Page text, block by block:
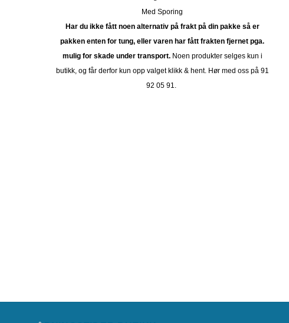
Med Sporing
Har du ikke fått noen alternativ på frakt på din pakke så er
pakken enten for tung, eller varen har fått frakten fjernet pga.
mulig for skade under transport.Noen produkter selges kun i
butikk, og får derfor kun opp valget klikk & hent. Hør med oss på 91
92 05 91.